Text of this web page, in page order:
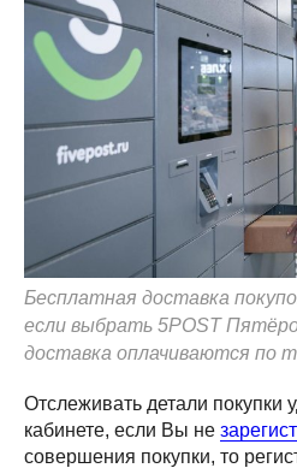
Бесплатная доставка
если выбрать 5POST
доставка оплачиваются по
Отслеживать детали покупки
кабинете, если Вы не
совершения покупки, то